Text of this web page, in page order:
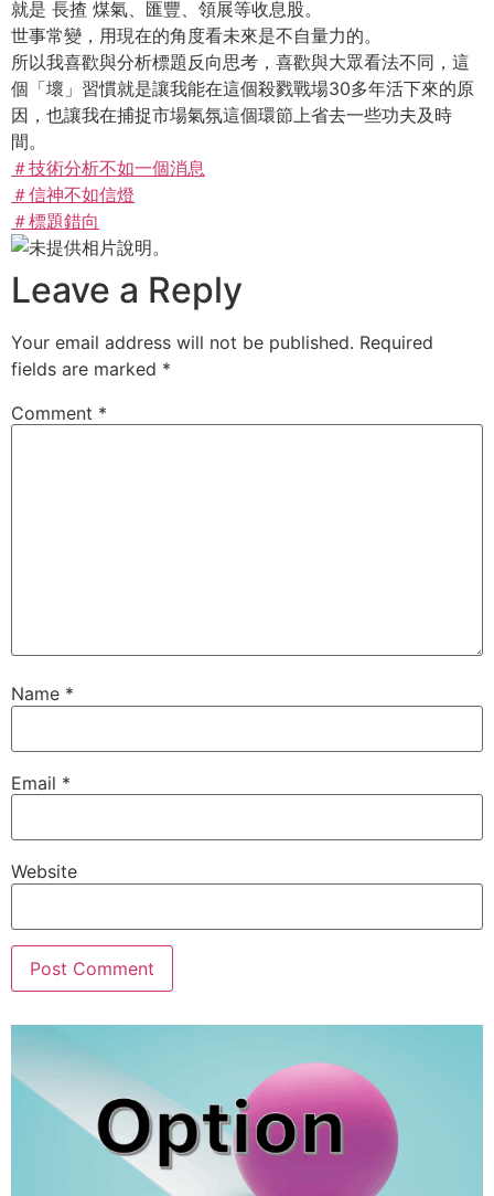
就是 長揸 煤氣、匯豐、領展等收息股。
世事常變，用現在的角度看未來是不自量力的。
所以我喜歡與分析標題反向思考，喜歡與大眾看法不同，這
個「壞」習慣就是讓我能在這個殺戮戰場30多年活下來的原
因，也讓我在捕捉市場氣氛這個環節上省去一些功夫及時
間。
＃技術分析不如一個消息
＃信神不如信燈
＃標題錯向
Leave a Reply
Your email address will not be published. Required
fields are marked *
Comment *
Name *
Email *
Website